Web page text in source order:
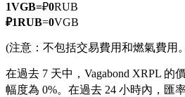
1VGB=₽0RUB
₽1RUB=0VGB
(注意：不包括交易費用和燃氣費用
在過去 7 天中，Vagabond XRPL 的
幅度為 0%。 在過去 24 小時內，匯